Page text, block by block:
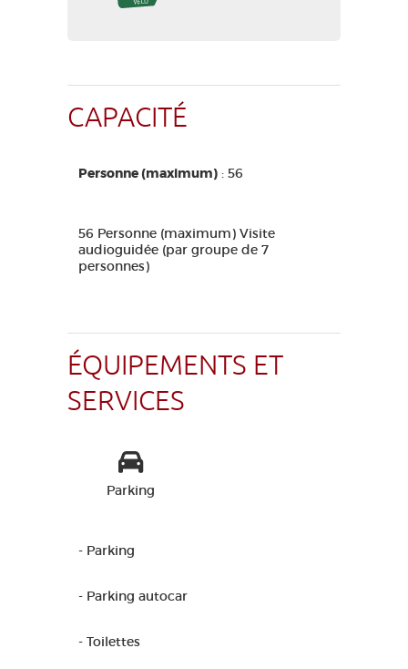
CAPACITÉ
Personne (maximum) : 56
56 Personne (maximum) Visite
audioguidée (par groupe de 7
personnes)
ÉQUIPEMENTS ET
SERVICES
Parking
- Parking
- Parking autocar
- Toilettes